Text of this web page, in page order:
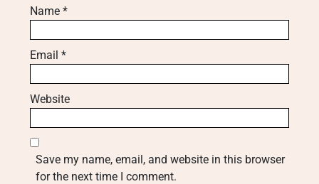
Name *
Email *
Website
Save my name, email, and website in this browser
for the next time I comment.